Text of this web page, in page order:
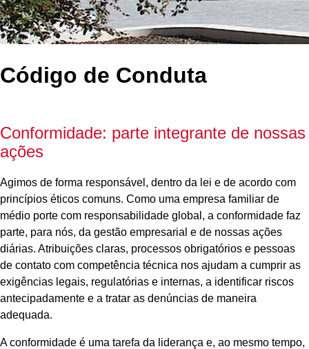
Código de Conduta
Conformidade: parte integrante de nossas
ações
Agimos de forma responsável, dentro da lei e de acordo com
princípios éticos comuns. Como uma empresa familiar de
médio porte com responsabilidade global, a conformidade faz
parte, para nós, da gestão empresarial e de nossas ações
diárias. Atribuições claras, processos obrigatórios e pessoas
de contato com competência técnica nos ajudam a cumprir as
exigências legais, regulatórias e internas, a identificar riscos
antecipadamente e a tratar as denúncias de maneira
adequada.
A conformidade é uma tarefa da liderança e, ao mesmo tempo,